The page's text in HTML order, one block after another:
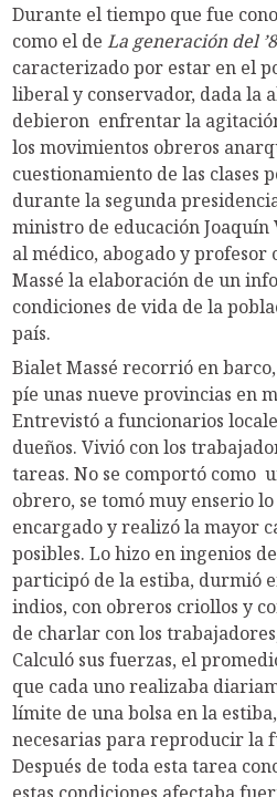
Durante el tiempo que fue
como el de La generación del
caracterizado por estar en el
liberal y conservador, dada la
debieron enfrentar la
los movimientos obreros
cuestionamiento de las clases
durante la segunda
ministro de educación Joaquín
al médico, abogado y profesor
Massé la elaboración de un
condiciones de vida de la
país.
Bialet Massé recorrió en
píe unas nueve provincias en
Entrevistó a funcionarios
dueños. Vivió con los
tareas. No se comportó como
obrero, se tomó muy enserio
encargado y realizó la mayor
posibles. Lo hizo en ingenios
participó de la estiba, durmió
indios, con obreros criollos y
de charlar con los
Calculó sus fuerzas, el
que cada uno realizaba
límite de una bolsa en la
necesarias para reproducir la
Después de toda esta tarea